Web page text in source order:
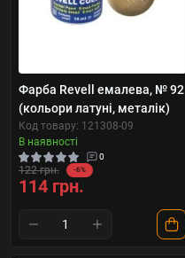
Фарба Revell емалева, № 92
(кольори латуні, металік)
Код товару: 121308-09
В наявності
0
122 грн. -6%
114 грн.